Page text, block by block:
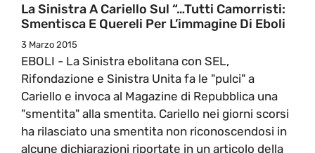
La Sinistra A Cariello Sul “…tutti Camorristi:
Smentisca E Quereli Per L’immagine Di Eboli
3 Marzo 2015
EBOLI - La Sinistra ebolitana con SEL,
Rifondazione e Sinistra Unita fa le "pulci" a
Cariello e invoca al Magazine di Repubblica una
"smentita" alla smentita. Cariello nei giorni scorsi
ha rilasciato una smentita non riconoscendosi in
alcune dichiarazioni riportate in un articolo della